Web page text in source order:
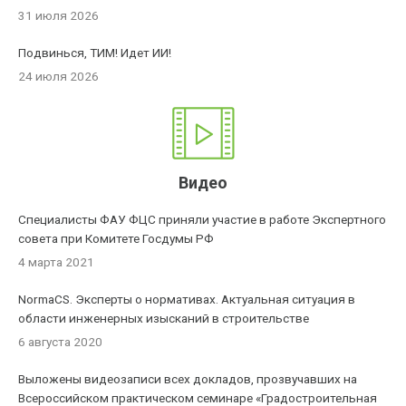
31 июля 2026
Подвинься, ТИМ! Идет ИИ!
24 июля 2026
Видео
Специалисты ФАУ ФЦС приняли участие в работе Экспертного
совета при Комитете Госдумы РФ
4 марта 2021
NormaCS. Эксперты о нормативах. Актуальная ситуация в
области инженерных изысканий в строительстве
6 августа 2020
Выложены видеозаписи всех докладов, прозвучавших на
Всероссийском практическом семинаре «Градостроительная